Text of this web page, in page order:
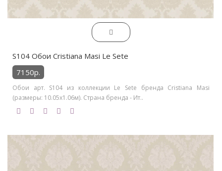
S104 Обои Cristiana Masi Le Sete
7150р.
Обои арт. S104 из коллекции Le Sete бренда Cristiana Masi
(размеры: 10.05х1.06м). Страна бренда - Ит..